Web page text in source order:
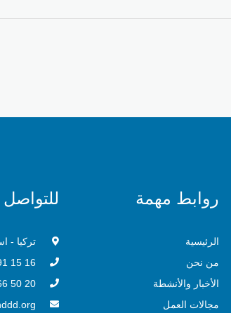
روابط مهمة
الرئيسية
من نحن
الأخبار والأنشطة
مجالات العمل
للتواصل
تركيا -
16 15 591 212 90+
20 50 866 531 90+